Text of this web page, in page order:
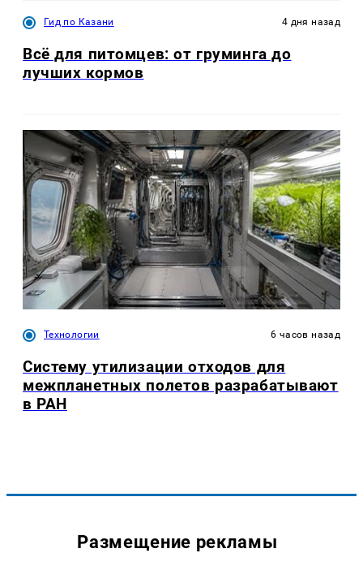
Гид по Казани 4 дня назад
Всё для питомцев: от груминга до
лучших кормов
Технологии 6 часов назад
Систему утилизации отходов для
межпланетных полетов разрабатывают
в РАН
Размещение рекламы